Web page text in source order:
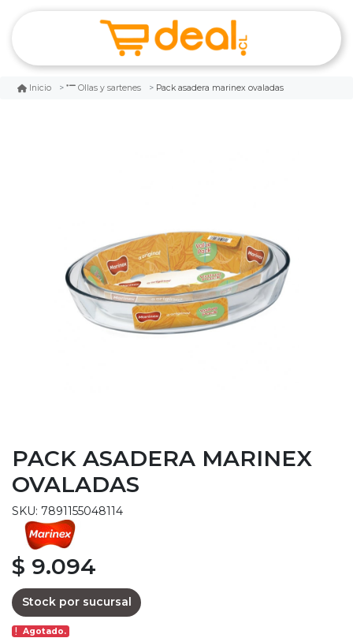
Inicio Ollas y sartenes Pack asadera marinex ovaladas
PACK ASADERA MARINEX
OVALADAS
SKU: 7891155048114
$ 9.094
Stock por sucursal
Agotado.